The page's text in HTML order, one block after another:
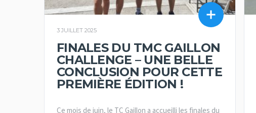
3 JUILLET 2025
FINALES DU TMC GAILLON
CHALLENGE – UNE BELLE
CONCLUSION POUR CETTE
PREMIÈRE ÉDITION !
Ce mois de juin, le TC Gaillon a accueilli les finales du